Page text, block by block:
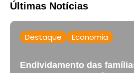
Últimas Notícias
Destaque Economia
Endividamento das